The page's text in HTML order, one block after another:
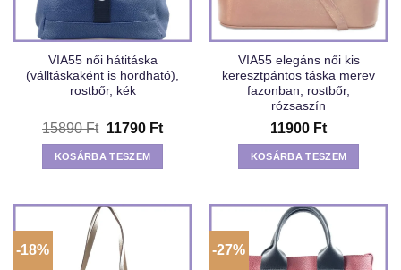
VIA55 női hátitáska
(válltáskaként is hordható),
rostbőr, kék
15890Ft Original
price
was:
15890 Ft.
11790 FtCurrent
price
11790 Ft.
KOSÁRBA TESZEM
VIA55 elegáns női kis
keresztpántos táska merev
fazonban, rostbőr,
rózsaszín
11900 Ft
KOSÁRBA TESZEM
-18% -27%